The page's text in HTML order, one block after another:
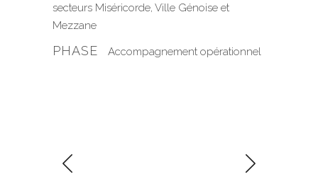
secteurs Miséricorde, Ville Génoise et
Mezzane
PHASE Accompagnement opérationnel